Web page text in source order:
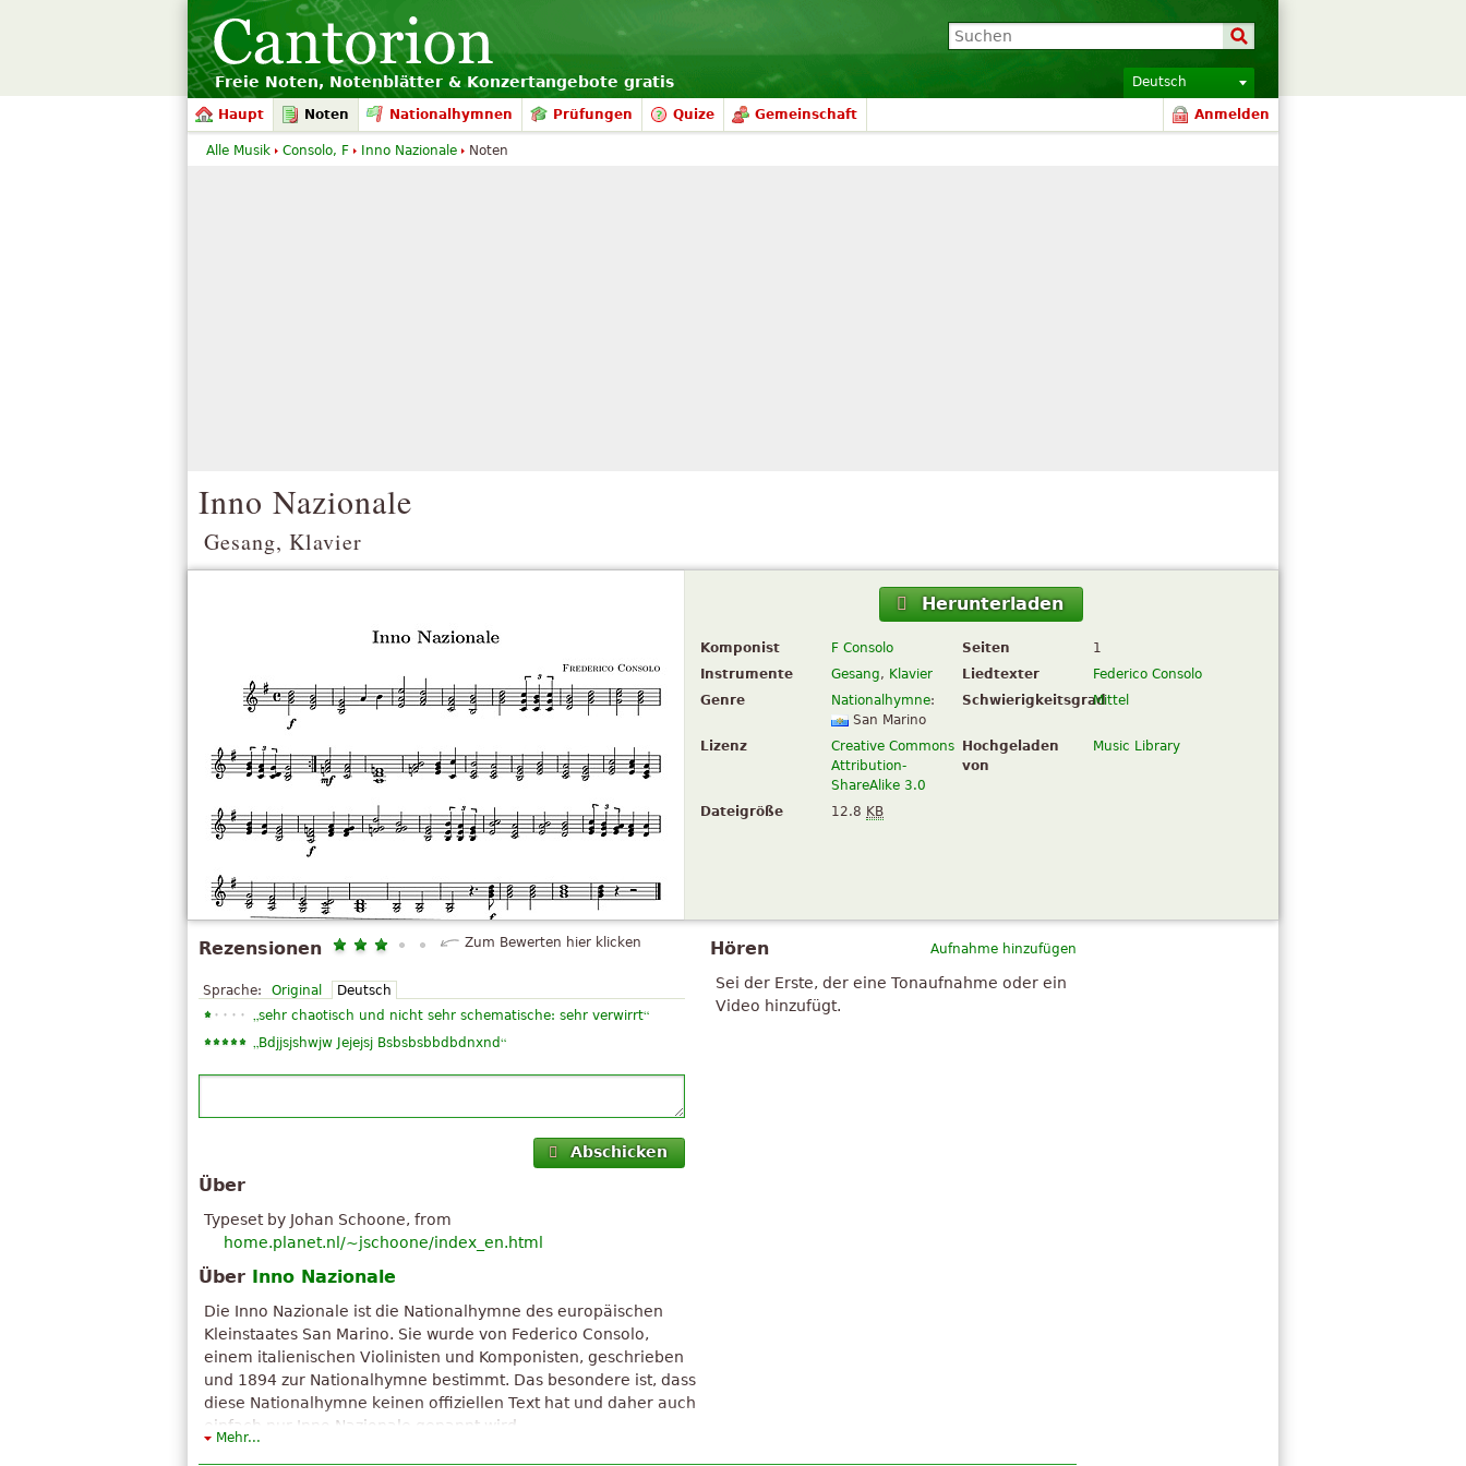
Freie Noten, Notenblätter & Konzertangebote gratis Deutsch
Haupt Noten Nationalhymnen Prüfungen Quize Gemeinschaft Anmelden
Inno Nazionale
Gesang, Klavier
Herunterladen
Komponist F Consolo Seiten
1
Instrumente
Gesang, Klavier Liedtexter
Federico Consolo
Genre
Nationalhymne:
San Marino
SchwierigkeitsgradMittel
Lizenz
Creative Commons
Attribution-
ShareAlike 3.0
Hochgeladen
von
Music Library
Dateigröße 12.8 KB
Aufnahme hinzufügen
Hören
Sei der Erste, der eine Tonaufnahme oder ein
Video hinzufügt.
Rezensionen Zum Bewerten hier klicken
Sprache: Original Deutsch
„sehr chaotisch und nicht sehr schematische: sehr verwirrt“
„Bdjjsjshwjw Jejejsj Bsbsbsbbdbdnxnd“
Abschicken
Über
Typeset by Johan Schoone, from
home.planet.nl/~jschoone/index_en.html
Über Inno Nazionale
Die Inno Nazionale ist die Nationalhymne des europäischen
Kleinstaates San Marino. Sie wurde von Federico Consolo,
einem italienischen Violinisten und Komponisten, geschrieben
und 1894 zur Nationalhymne bestimmt. Das besondere ist, dass
diese Nationalhymne keinen offiziellen Text hat und daher auch
einfach nur Inno Nazionale genannt wird.
Mehr...
Alle Musik Consolo, F Inno Nazionale Noten